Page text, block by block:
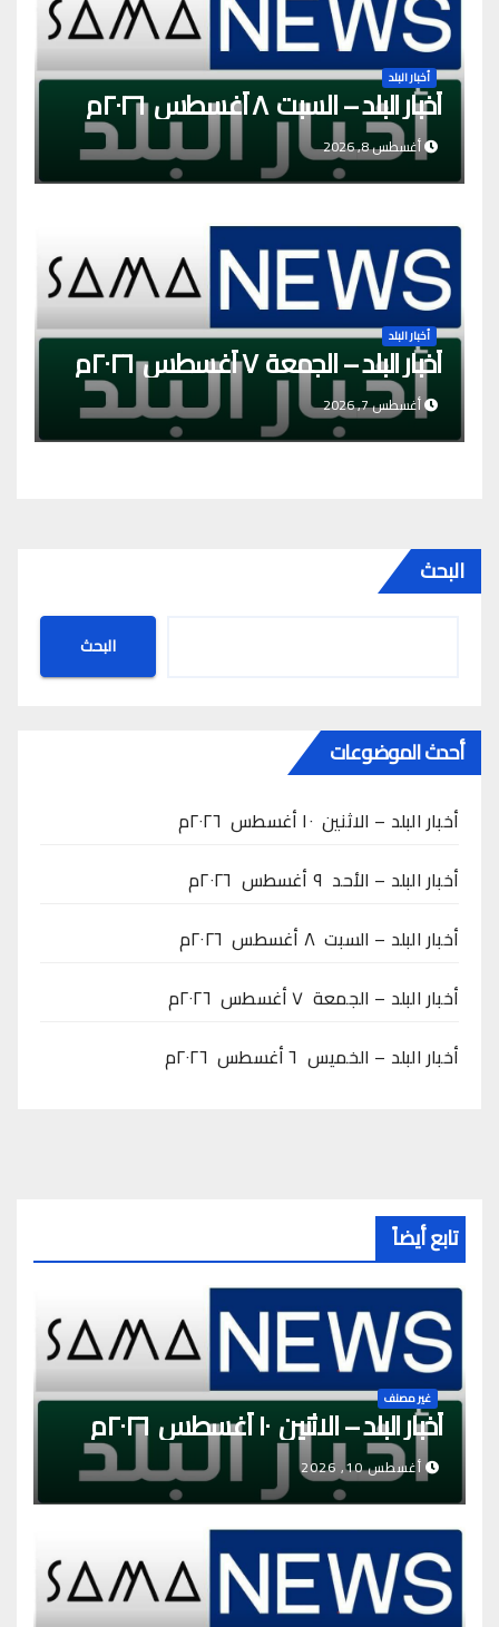
أخبار البلد
أخبار البلد – السبت ٨ أغسطس ٢٠٢٦م
أغسطس 8, 2026
أخبار البلد
أخبار البلد – الجمعة ٧ أغسطس ٢٠٢٦م
أغسطس 7, 2026
البحث
البحث
أحدث الموضوعات
أخبار البلد – الاثنين ١٠ أغسطس ٢٠٢٦م
أخبار البلد – الأحد ٩ أغسطس ٢٠٢٦م
أخبار البلد – السبت ٨ أغسطس ٢٠٢٦م
أخبار البلد – الجمعة ٧ أغسطس ٢٠٢٦م
أخبار البلد – الخميس ٦ أغسطس ٢٠٢٦م
تابع أيضاً
غير مصنف
أخبار البلد – الاثنين ١٠ أغسطس ٢٠٢٦م
أغسطس 10, 2026